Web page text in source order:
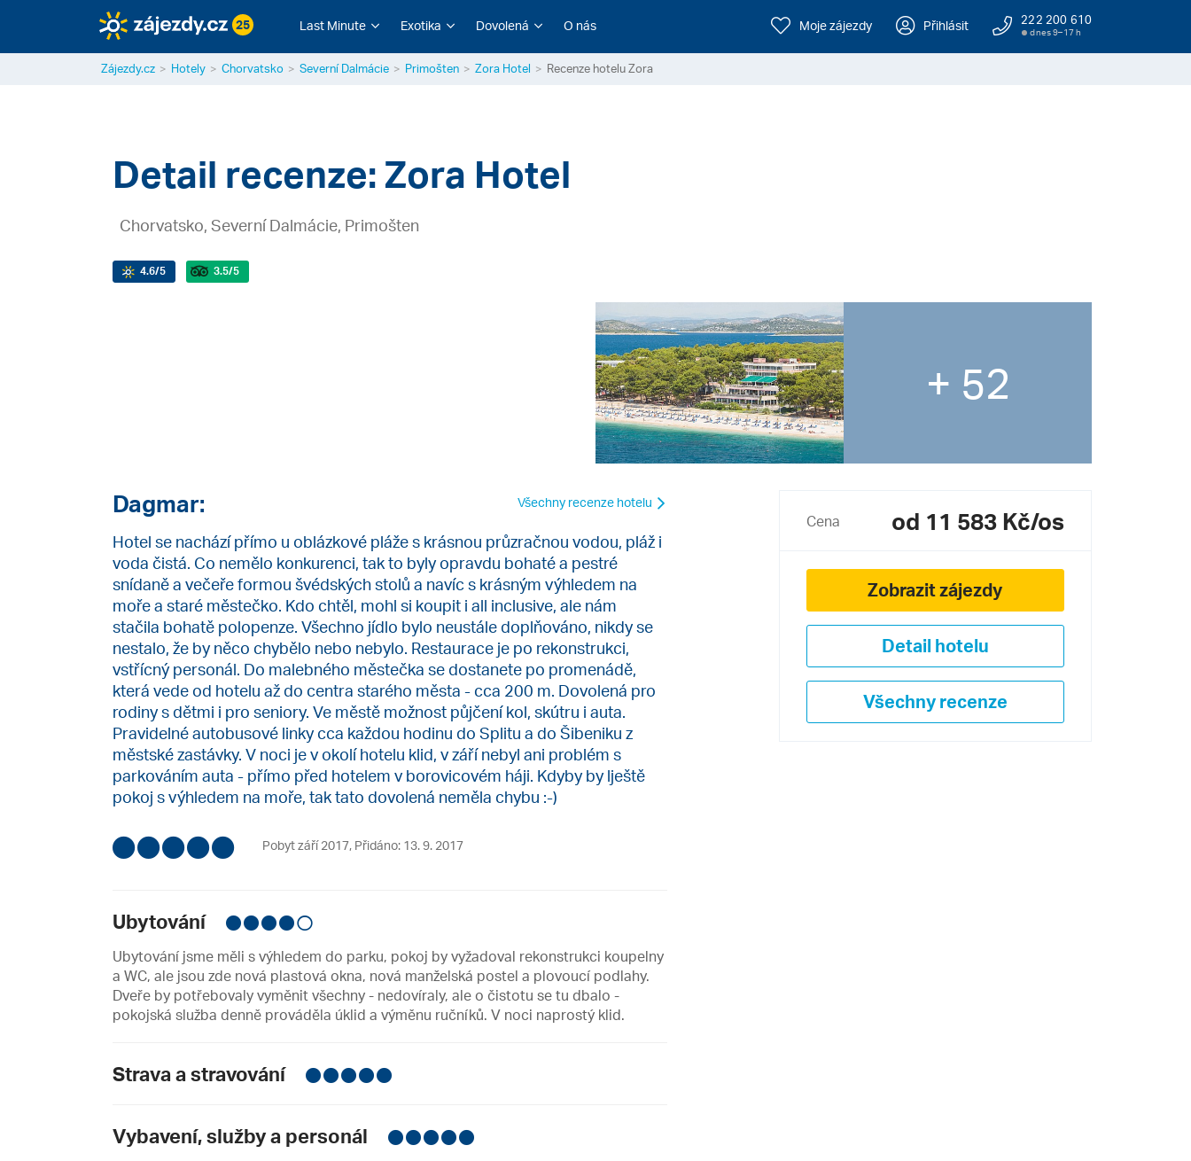
25 Last Minute Exotika Dovolená O nás Moje zájezdy Přihlásit 222 200 610
dnes 9–17 h
Zájezdy.cz Hotely Chorvatsko Severní Dalmácie Primošten Zora Hotel Recenze hotelu Zora
Detail recenze: Zora Hotel
Chorvatsko, Severní Dalmácie, Primošten
4.6/5 3.5/5
+ 52
Cena od 11 583 Kč/os
Zobrazit zájezdy
Detail hotelu
Všechny recenze
Všechny recenze hotelu
Dagmar:
Hotel se nachází přímo u oblázkové pláže s krásnou průzračnou vodou, pláž i
voda čistá. Co nemělo konkurenci, tak to byly opravdu bohaté a pestré
snídaně a večeře formou švédských stolů a navíc s krásným výhledem na
moře a staré městečko. Kdo chtěl, mohl si koupit i all inclusive, ale nám
stačila bohatě polopenze. Všechno jídlo bylo neustále doplňováno, nikdy se
nestalo, že by něco chybělo nebo nebylo. Restaurace je po rekonstrukci,
vstřícný personál. Do malebného městečka se dostanete po promenádě,
která vede od hotelu až do centra starého města - cca 200 m. Dovolená pro
rodiny s dětmi i pro seniory. Ve městě možnost půjčení kol, skútru i auta.
Pravidelné autobusové linky cca každou hodinu do Splitu a do Šibeniku z
městské zastávky. V noci je v okolí hotelu klid, v září nebyl ani problém s
parkováním auta - přímo před hotelem v borovicovém háji. Kdyby by lještě
pokoj s výhledem na moře, tak tato dovolená neměla chybu :-)
Pobyt září 2017, Přidáno: 13. 9. 2017
Ubytování
Ubytování jsme měli s výhledem do parku, pokoj by vyžadoval rekonstrukci koupelny
a WC, ale jsou zde nová plastová okna, nová manželská postel a plovoucí podlahy.
Dveře by potřebovaly vyměnit všechny - nedovíraly, ale o čistotu se tu dbalo -
pokojská služba denně prováděla úklid a výměnu ručníků. V noci naprostý klid.
Strava a stravování
Vybavení, služby a personál